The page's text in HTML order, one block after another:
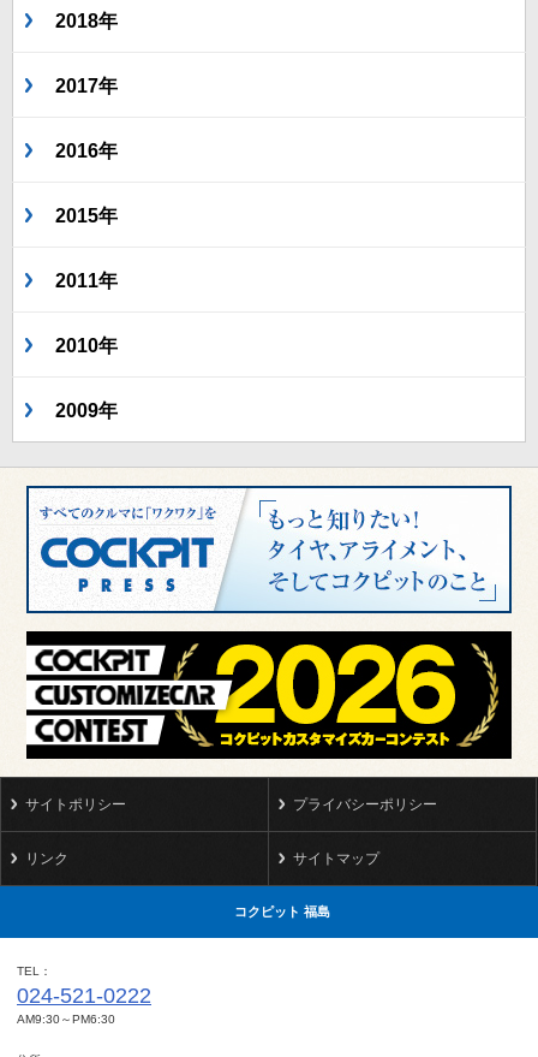
2018年
2017年
2016年
2015年
2011年
2010年
2009年
サイトポリシー プライバシーポリシー
リンク サイトマップ
コクピット 福島
TEL
024-521-0222
AM9:30～PM6:30